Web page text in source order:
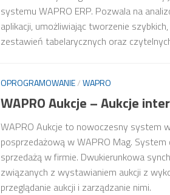
systemu WAPRO ERP. Pozwala na
aplikacji, umożliwiając tworzenie
zestawień tabelarycznych oraz
OPROGRAMOWANIE/WAPRO
WAPRO Aukcje – Aukcje
WAPRO Aukcje to nowoczesny system
posprzedażową w WAPRO Mag.
sprzedażą w firmie. Dwukierunkowa
związanych z wystawianiem aukcji z
przeglądanie aukcji i zarządzanie nimi.